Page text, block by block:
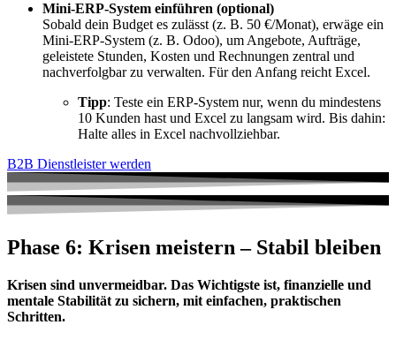
Mini-ERP-System einführen (optional)
Sobald dein Budget es zulässt (z. B. 50 €/Monat), erwäge ein
Mini-ERP-System (z. B. Odoo), um Angebote, Aufträge,
geleistete Stunden, Kosten und Rechnungen zentral und
nachverfolgbar zu verwalten. Für den Anfang reicht Excel.
Tipp: Teste ein ERP-System nur, wenn du mindestens
10 Kunden hast und Excel zu langsam wird. Bis dahin:
Halte alles in Excel nachvollziehbar.
B2B Dienstleister werden
Phase 6: Krisen meistern – Stabil bleiben
Krisen sind unvermeidbar. Das Wichtigste ist, finanzielle und
mentale Stabilität zu sichern, mit einfachen, praktischen
Schritten.